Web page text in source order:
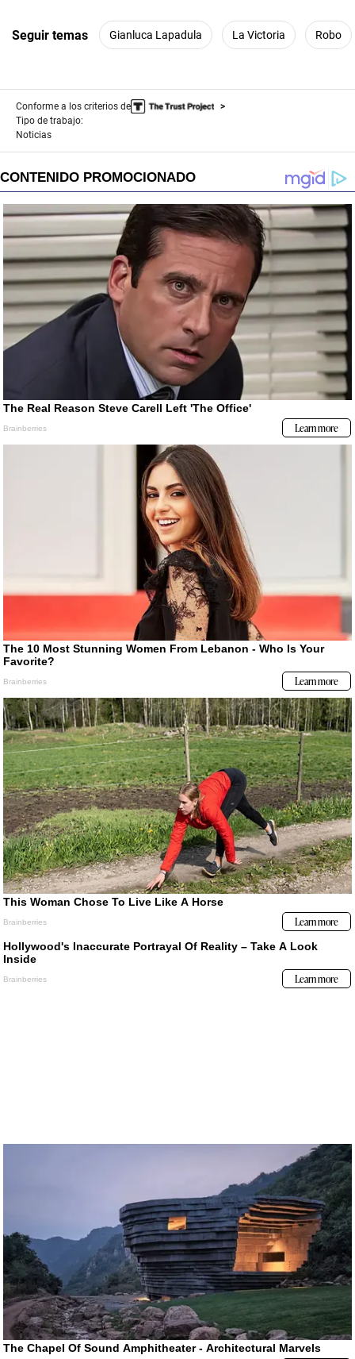
Seguir temas Gianluca Lapadula La Victoria Robo
Conforme a los criterios de
Tipo de trabajo:
Noticias